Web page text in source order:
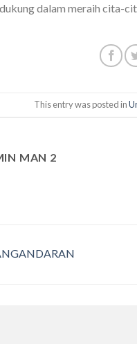
dalam meraih cita-
This entry was posted in
MAN 2